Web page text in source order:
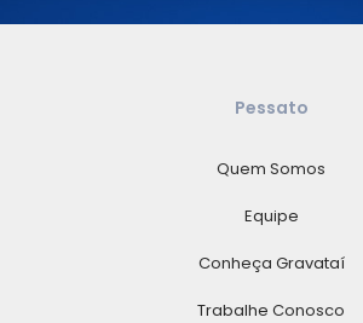
Pessato
Quem Somos
Equipe
Conheça Gravataí
Trabalhe Conosco